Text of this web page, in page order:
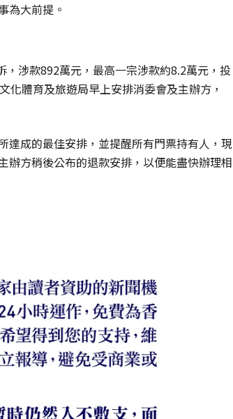
為大前提。
涉款892萬元，最高一宗涉款約8.2萬元，投
化體育及旅遊局早上安排消委會及主辦方，
達成的最佳安排，並提醒所有門票持有人，現
辦方稍後公布的退款安排，以便能盡快辦理相